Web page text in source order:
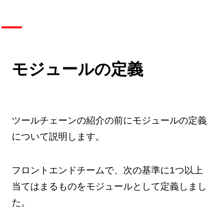
モジュールの定義
ツールチェーンの紹介の前にモジュールの定義
について説明します。
フロントエンドチームで、次の基準に1つ以上
当てはまるものをモジュールとして定義しまし
た。